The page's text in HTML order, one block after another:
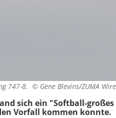
747-8. © Gene Blevins/ZUMA
sich ein "Softball-
Vorfall kommen konnte.